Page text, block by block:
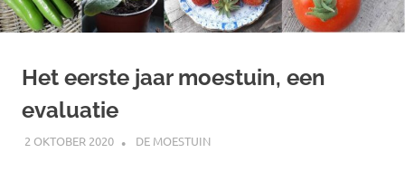
…
Het eerste jaar moestuin, een
evaluatie
2 OKTOBER 2020 MARJOLEIN
DE MOESTUIN